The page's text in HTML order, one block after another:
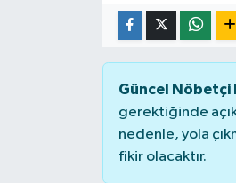
Güncel Nöbetçi
gerektiğinde
nedenle, yola
fikir olacaktır.
Kültür & Sanat